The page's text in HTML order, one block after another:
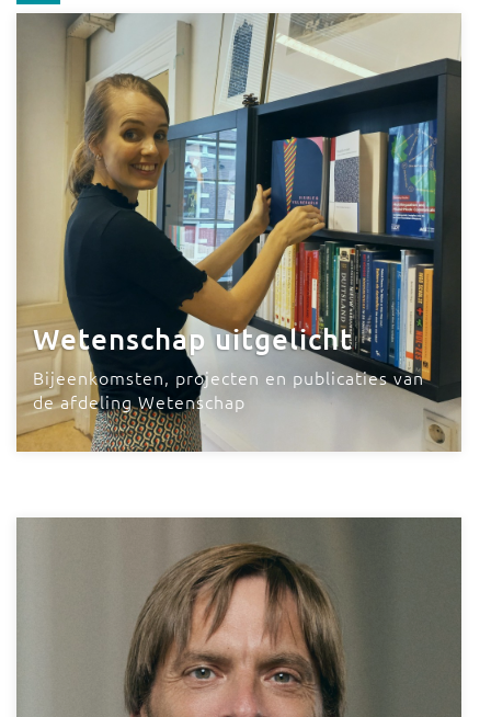
Wetenschap uitgelicht
Bijeenkomsten, projecten en publicaties van
de afdeling Wetenschap